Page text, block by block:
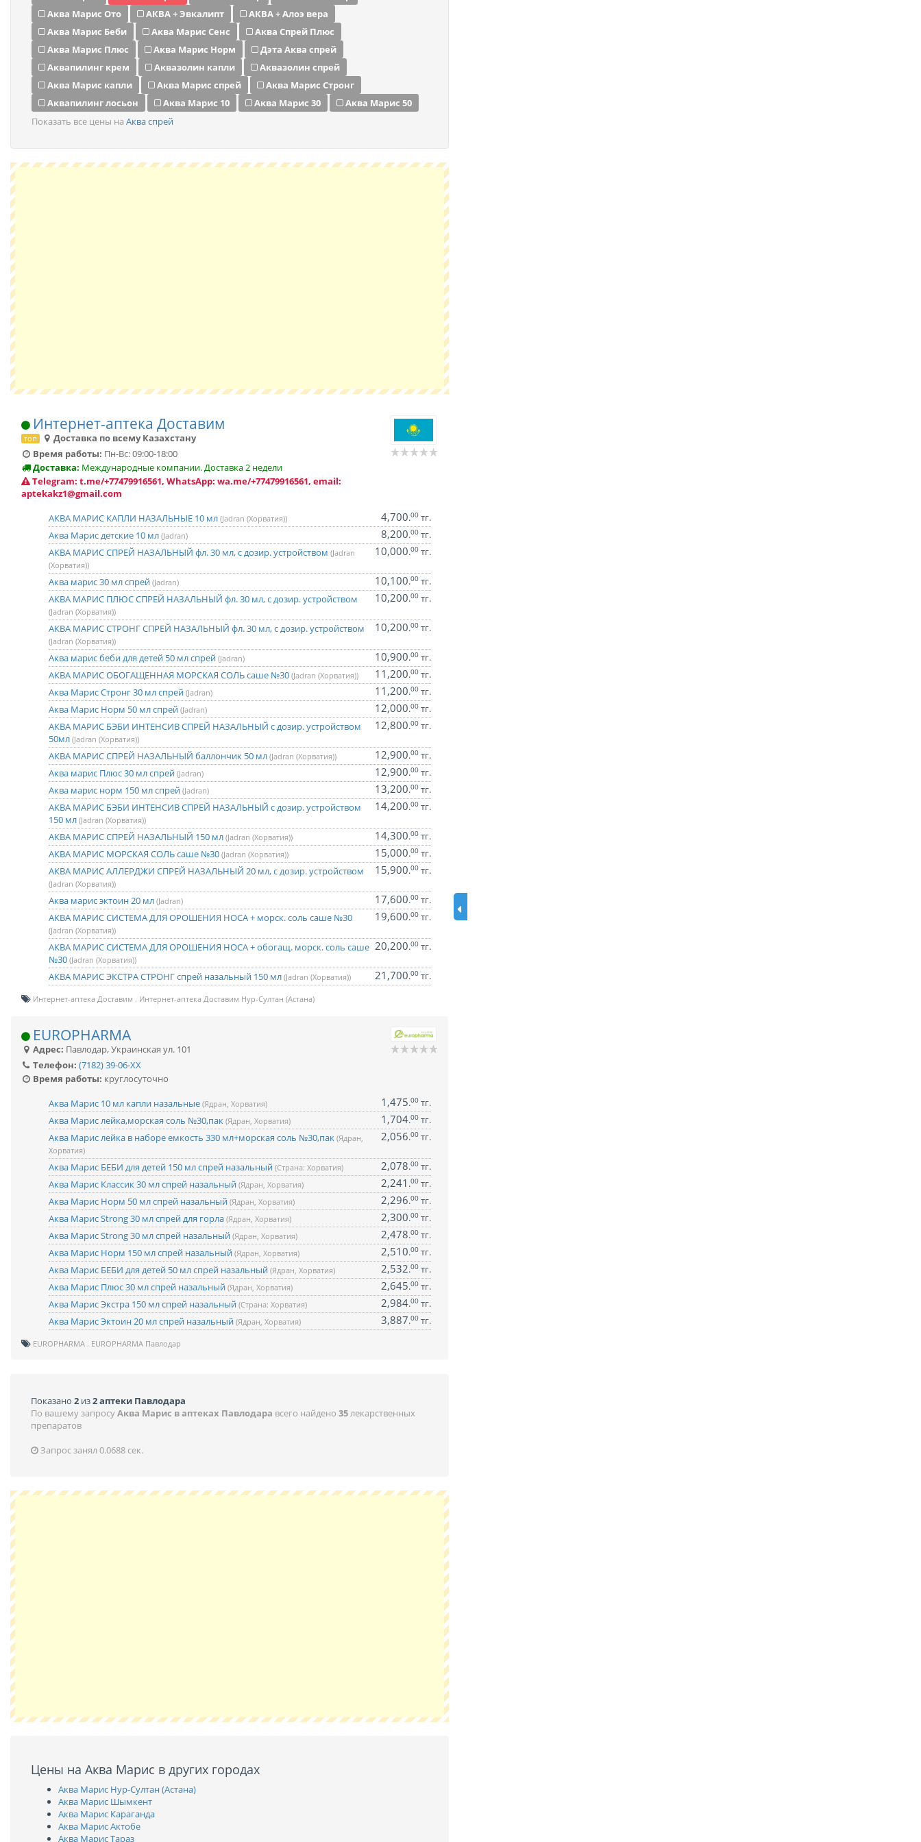
Аква Марис Ото
АКВА + Эвкалипт
АКВА + Алоэ вера
Аква Марис Беби
Аква Марис Сенс
Аква Спрей Плюс
Аква Марис Плюс
Аква Марис Норм
Дэта Аква спрей
Аквапилинг крем
Аквазолин капли
Аквазолин спрей
Аква Марис капли
Аква Марис спрей
Аква Марис Стронг
Аквапилинг лосьон
Аква Марис 10 Аква Марис 30
Аква Марис 50
Показать все цены на Аква спрей
Интернет-аптека Доставим
топ
Доставка по всему Казахстану
Время работы: Пн-Вс: 09:00-18:00
Доставка: Международные компании. Доставка 2 недели
Telegram: t.me/+77479916561, WhatsApp: wa.me/+77479916561, email:
aptekakz1@gmail.com
АКВА МАРИС КАПЛИ НАЗАЛЬНЫЕ 10 мл (Jadran (Хорватия)) 4,700.00тг.
Аква Марис детские 10 мл (Jadran) 8,200.00тг.
АКВА МАРИС СПРЕЙ НАЗАЛЬНЫЙ фл. 30 мл, с дозир. устройством (Jadran
(Хорватия))
10,000.00тг.
Аква марис 30 мл спрей (Jadran) 10,100.00тг.
АКВА МАРИС ПЛЮС СПРЕЙ НАЗАЛЬНЫЙ фл. 30 мл, с дозир. устройством
(Jadran (Хорватия))
10,200.00тг.
АКВА МАРИС СТРОНГ СПРЕЙ НАЗАЛЬНЫЙ фл. 30 мл, с дозир. устройством
(Jadran (Хорватия))
10,200.00тг.
Аква марис беби для детей 50 мл спрей (Jadran) 10,900.00тг.
АКВА МАРИС ОБОГАЩЕННАЯ МОРСКАЯ СОЛЬ саше №30 (Jadran (Хорватия)) 11,200.00тг.
Аква Марис Стронг 30 мл спрей (Jadran) 11,200.00тг.
Аква Марис Норм 50 мл спрей (Jadran) 12,000.00тг.
АКВА МАРИС БЭБИ ИНТЕНСИВ СПРЕЙ НАЗАЛЬНЫЙ с дозир. устройством
50мл (Jadran (Хорватия))
12,800.00тг.
АКВА МАРИС СПРЕЙ НАЗАЛЬНЫЙ баллончик 50 мл (Jadran (Хорватия)) 12,900.00тг.
Аква марис Плюс 30 мл спрей (Jadran) 12,900.00тг.
Аква марис норм 150 мл спрей (Jadran) 13,200.00тг.
АКВА МАРИС БЭБИ ИНТЕНСИВ СПРЕЙ НАЗАЛЬНЫЙ с дозир. устройством
150 мл (Jadran (Хорватия))
14,200.00тг.
АКВА МАРИС СПРЕЙ НАЗАЛЬНЫЙ 150 мл (Jadran (Хорватия)) 14,300.00тг.
АКВА МАРИС МОРСКАЯ СОЛЬ саше №30 (Jadran (Хорватия)) 15,000.00тг.
АКВА МАРИС АЛЛЕРДЖИ СПРЕЙ НАЗАЛЬНЫЙ 20 мл, с дозир. устройством
(Jadran (Хорватия))
15,900.00тг.
Аква марис эктоин 20 мл (Jadran) 17,600.00тг.
АКВА МАРИС СИСТЕМА ДЛЯ ОРОШЕНИЯ НОСА + морск. соль саше №30
(Jadran (Хорватия))
19,600.00тг.
АКВА МАРИС СИСТЕМА ДЛЯ ОРОШЕНИЯ НОСА + обогащ. морск. соль саше
№30 (Jadran (Хорватия))
20,200.00тг.
АКВА МАРИС ЭКСТРА СТРОНГ спрей назальный 150 мл (Jadran (Хорватия)) 21,700.00тг.
Интернет-аптека Доставим Интернет-аптека Доставим Нур-Султан (Астана)
EUROPHARMA
Адрес: Павлодар,Украинская ул. 101
Телефон: (7182) 39-06-XX
Время работы: круглосуточно
Аква Марис 10 мл капли назальные (Ядран, Хорватия) 1,475.00тг.
Аква Марис лейка,морская соль №30,пак (Ядран, Хорватия) 1,704.00тг.
Аква Марис лейка в наборе емкость 330 мл+морская соль №30,пак (Ядран,
Хорватия)
2,056.00тг.
Аква Марис БЕБИ для детей 150 мл спрей назальный (Страна: Хорватия) 2,078.00тг.
Аква Марис Классик 30 мл спрей назальный (Ядран, Хорватия) 2,241 .00тг.
Аква Марис Норм 50 мл спрей назальный (Ядран, Хорватия) 2,296.00тг.
Аква Марис Strong 30 мл спрей для горла (Ядран, Хорватия) 2,300.00тг.
Аква Марис Strong 30 мл спрей назальный (Ядран, Хорватия) 2,478.00тг.
Аква Марис Норм 150 мл спрей назальный (Ядран, Хорватия) 2,510.00тг.
Аква Марис БЕБИ для детей 50 мл спрей назальный (Ядран, Хорватия) 2,532.00тг.
Аква Марис Плюс 30 мл спрей назальный (Ядран, Хорватия) 2,645.00тг.
Аква Марис Экстра 150 мл спрей назальный (Страна: Хорватия) 2,984.00тг.
Аква Марис Эктоин 20 мл спрей назальный (Ядран, Хорватия) 3,887.00тг.
EUROPHARMA EUROPHARMA Павлодар
Показано 2 из2 аптеки Павлодара
По вашему запросуАква Марис в аптеках Павлодара всего найдено 35лекарственных
препаратов
Запрос занял 0.0688 сек.
Цены на Аква Марис в других городах
Аква Марис Нур-Султан (Астана)
Аква Марис Шымкент
Аква Марис Караганда
Аква Марис Актобе
Аква Марис Тараз